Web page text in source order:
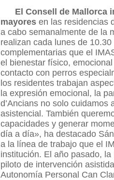
El Consell de Mallorca
mayores en las residencias
a cabo semanalmente de la
realizan cada lunes de
complementarias que el
el bienestar físico,
contacto con perros
los residentes trabajan
la expresión emocional, la
d’Ancians no solo
asistencial. También
capacidades y generar
día a día», ha destacado
a la línea de trabajo que el
institución. El año pasado,
piloto de intervención
Autonomía Personal Can